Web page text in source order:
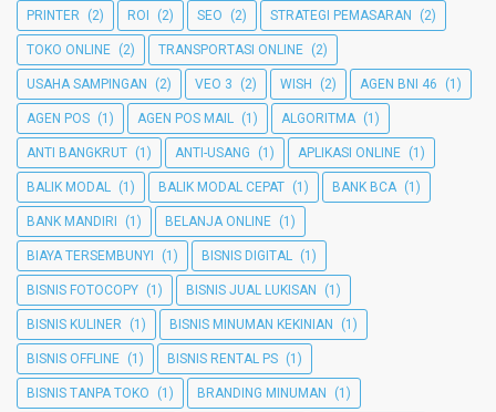
PRINTER (2) ROI (2) SEO (2) STRATEGI PEMASARAN (2)
TOKO ONLINE (2) TRANSPORTASI ONLINE (2)
USAHA SAMPINGAN (2) VEO 3 (2) WISH (2) AGEN BNI 46 (1)
AGEN POS (1) AGEN POS MAIL (1) ALGORITMA (1)
ANTI BANGKRUT (1) ANTI-USANG (1) APLIKASI ONLINE (1)
BALIK MODAL (1) BALIK MODAL CEPAT (1) BANK BCA (1)
BANK MANDIRI (1) BELANJA ONLINE (1)
BIAYA TERSEMBUNYI (1) BISNIS DIGITAL (1)
BISNIS FOTOCOPY (1) BISNIS JUAL LUKISAN (1)
BISNIS KULINER (1) BISNIS MINUMAN KEKINIAN (1)
BISNIS OFFLINE (1) BISNIS RENTAL PS (1)
BISNIS TANPA TOKO (1) BRANDING MINUMAN (1)